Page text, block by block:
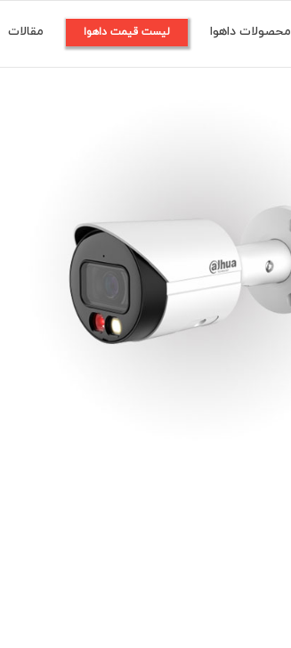
محصولات داهوا لیست قیمت داهوا مقالات